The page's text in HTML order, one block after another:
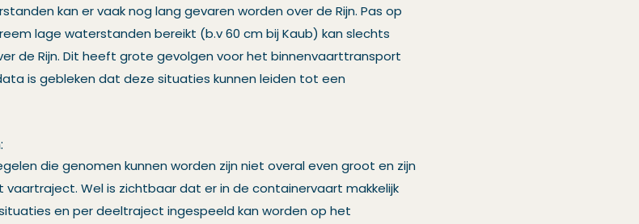
kan er vaak nog lang gevaren worden over de Rijn. Pas op
lage waterstanden bereikt (b.v 60 cm bij Kaub) kan slechts
de Rijn. Dit heeft grote gevolgen voor het binnenvaarttransport
is gebleken dat deze situaties kunnen leiden tot een
die genomen kunnen worden zijn niet overal even groot en zijn
vaartraject. Wel is zichtbaar dat er in de containervaart makkelijk
en per deeltraject ingespeeld kan worden op het